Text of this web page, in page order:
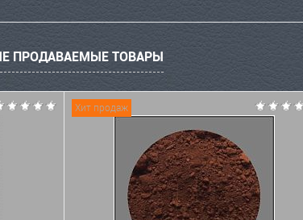
ПРОДАВАЕМЫЕ ТОВАРЫ
Хит продаж